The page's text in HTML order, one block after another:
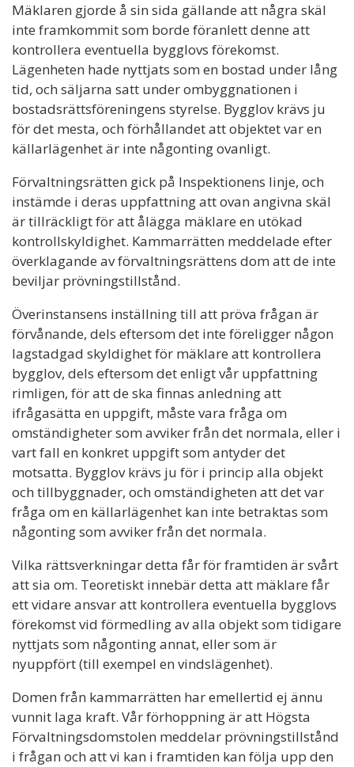
Mäklaren gjorde å sin sida gällande att några skäl
inte framkommit som borde föranlett denne att
kontrollera eventuella bygglovs förekomst.
Lägenheten hade nyttjats som en bostad under lång
tid, och säljarna satt under ombyggnationen i
bostadsrättsföreningens styrelse. Bygglov krävs ju
för det mesta, och förhållandet att objektet var en
källarlägenhet är inte någonting ovanligt.
Förvaltningsrätten gick på Inspektionens linje, och
instämde i deras uppfattning att ovan angivna skäl
är tillräckligt för att ålägga mäklare en utökad
kontrollskyldighet. Kammarrätten meddelade efter
överklagande av förvaltningsrättens dom att de inte
beviljar prövningstillstånd.
Överinstansens inställning till att pröva frågan är
förvånande, dels eftersom det inte föreligger någon
lagstadgad skyldighet för mäklare att kontrollera
bygglov, dels eftersom det enligt vår uppfattning
rimligen, för att de ska finnas anledning att
ifrågasätta en uppgift, måste vara fråga om
omständigheter som avviker från det normala, eller i
vart fall en konkret uppgift som antyder det
motsatta. Bygglov krävs ju för i princip alla objekt
och tillbyggnader, och omständigheten att det var
fråga om en källarlägenhet kan inte betraktas som
någonting som avviker från det normala.
Vilka rättsverkningar detta får för framtiden är svårt
att sia om. Teoretiskt innebär detta att mäklare får
ett vidare ansvar att kontrollera eventuella bygglovs
förekomst vid förmedling av alla objekt som tidigare
nyttjats som någonting annat, eller som är
nyuppfört (till exempel en vindslägenhet).
Domen från kammarrätten har emellertid ej ännu
vunnit laga kraft. Vår förhoppning är att Högsta
Förvaltningsdomstolen meddelar prövningstillstånd
i frågan och att vi kan i framtiden kan följa upp den